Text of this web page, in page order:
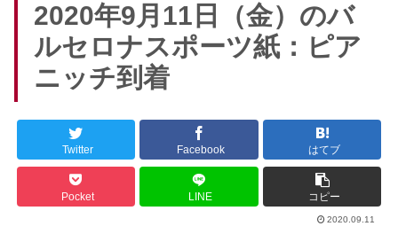
2020年9月11日（金）のバ
ルセロナスポーツ紙：ピア
ニッチ到着
Twitter Facebook はてブ
Pocket LINE コピー
2020.09.11